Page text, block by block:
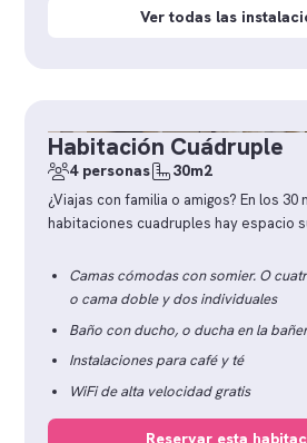
Ver todas las
Habitación Cuádruple
4 personas 30m2
¿Viajas con familia o amigos? En los 30
habitaciones cuadruples hay espacio
Camas cómodas con somier. O
o cama doble y dos individuales
Baño con ducho, o ducha en la
Instalaciones para café y té
WiFi de alta velocidad gratis
Reservar esta